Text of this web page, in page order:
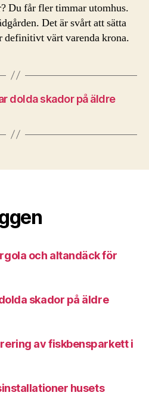
Du får fler timmar utomhus.
Det är svårt att sätta
definitivt värt varenda krona.
dolda skador på äldre
och altandäck för
skador på äldre
av fiskbensparkett i
husets